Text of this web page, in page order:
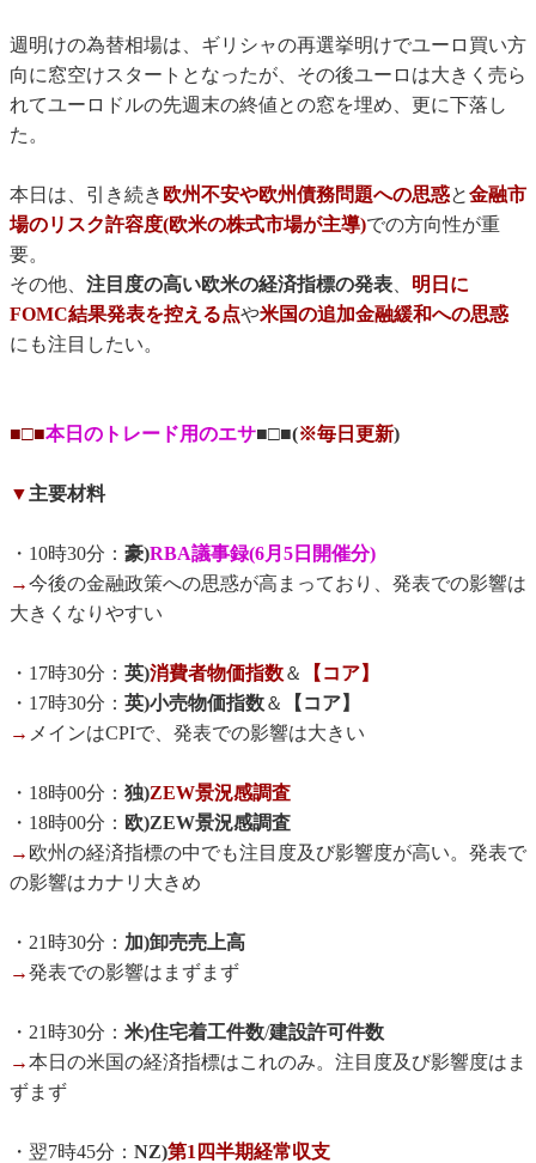
週明けの為替相場は、ギリシャの再選挙明けでユーロ買い方
向に窓空けスタートとなったが、その後ユーロは大きく売ら
れてユーロドルの先週末の終値との窓を埋め、更に下落し
た。
本日は、引き続き 欧州不安や欧州債務問題への思惑と金融市
場のリスク許容度(欧米の株式市場が主導)での方向性が重
要。
その他、 注目度の高い欧米の経済指標の発表、 明日に
FOMC結果発表を控える点や米国の追加金融緩和への思惑
にも注目したい。
■□■本日のトレード用のエサ■□■(※毎日更新)
▼主要材料
・10時30分： 豪)RBA議事録(6月5日開催分)
→今後の金融政策への思惑が高まっており、発表での影響は
大きくなりやすい
・17時30分： 英)消費者物価指数＆
【コア】
・17時30分： 英)小売物価指数＆
【コア】
→ メインはCPIで、発表での影響は大きい
・18時00分： 独)ZEW景況感調査
・18時00分： 欧)ZEW景況感調査
→ 欧州の経済指標の中でも注目度及び影響度が高い。発表で
の影響はカナリ大きめ
・21時30分： 加)卸売売上高
→発表での影響はまずまず
・21時30分： 米)住宅着工件数/建設許可件数
→本日の米国の経済指標はこれのみ。注目度及び影響度はま
ずまず
・翌7時45分： NZ)第1四半期経常収支